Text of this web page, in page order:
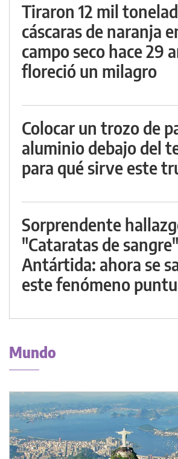
Tiraron 12 mil
cáscaras de naranja
campo seco hace 29
floreció un milagro
Colocar un trozo de
aluminio debajo del
para qué sirve este
Sorprendente
"Cataratas de
Antártida: ahora se
este fenómeno
Mundo